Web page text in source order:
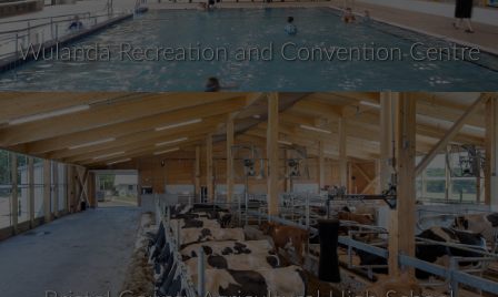
Wulanda Recreation and Convention Centre